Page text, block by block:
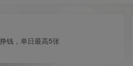
钱，单日最高5张